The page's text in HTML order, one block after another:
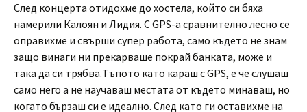
След концерта отидохме до хостела, който си бяха
намерили Калоян и Лидия. С GPS-а сравнително лесно се
оправихме и свърши супер работа, само където не знам
защо винаги ни прекарваше покрай банката, може и
така да си трябва.Тъпото като караш с GPS, е че слушаш
само него а не научаваш местата от където минаваш, но
когато бързаш си е идеално. След като ги оставихме на